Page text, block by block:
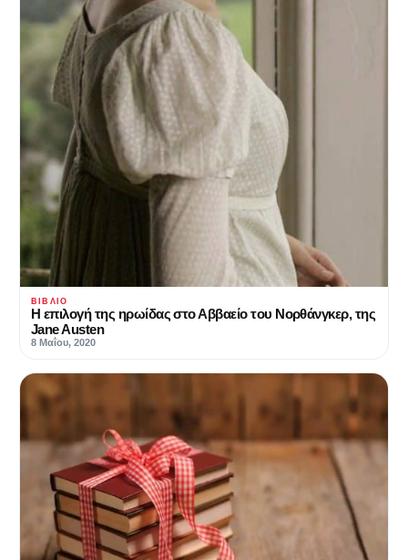
ΒΙΒΛΊΟ
Η επιλογή της ηρωίδας στο Αββαείο του Νορθάνγκερ, της
Jane Austen
8 Μαΐου, 2020